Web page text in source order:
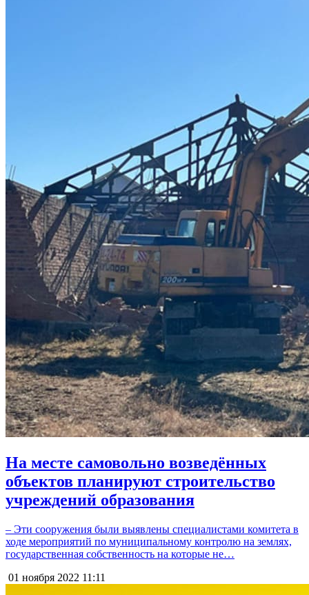
На месте самовольно возведённых
объектов планируют строительство
учреждений образования
– Эти сооружения были выявлены специалистами комитета в
ходе мероприятий по муниципальному контролю на землях,
государственная собственность на которые не…
01 ноября 2022 11:11